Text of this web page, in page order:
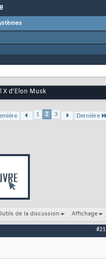
X d'Elon Musk
1 2 3 Dernière
de la discussion Affichage
#21